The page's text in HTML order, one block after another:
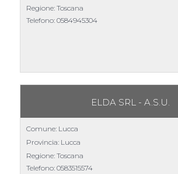
Regione: Toscana
Telefono: 0584945304
ELDA SRL - A.S.U.
Comune: Lucca
Provincia: Lucca
Regione: Toscana
Telefono: 0583515574